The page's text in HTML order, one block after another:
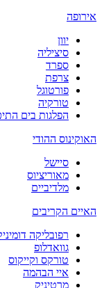
אירופה
יוון
סיציליה
ספרד
צרפת
פורטוגל
טורקיה
הפלגות בים
האוקינוס ההודי
סיישל
מאוריציוס
מלדיביים
האיים הקריבים
רפובליקה
גוואדלופ
טורקס וקייקוס
איי הבהמה
מרטיניק